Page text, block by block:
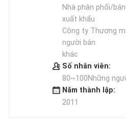
Nhà phân phối/
xuất khẩu
Công ty Thương
người bán
khác
Số nhân viên:
80~100Những
Năm thành lập:
2011